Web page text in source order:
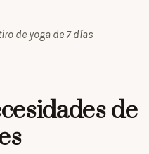
de yoga de 7 días
de